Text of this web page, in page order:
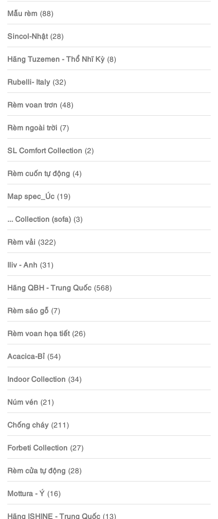
Mẫu rèm (88)
Sincol-Nhật (28)
Hãng Tuzemen - Thổ Nhĩ Kỳ (8)
Rubelli- Italy (32)
Rèm voan trơn (48)
Rèm ngoài trời (7)
SL Comfort Collection (2)
Rèm cuốn tự động (4)
Map spec_Úc (19)
... Collection (sofa) (3)
Rèm vải (322)
Iliv - Anh (31)
Hãng QBH - Trung Quốc (568)
Rèm sáo gỗ (7)
Rèm voan họa tiết (26)
Acacica-Bỉ (54)
Indoor Collection (34)
Núm vén (21)
Chống cháy (211)
Forbeti Collection (27)
Rèm cửa tự động (28)
Mottura - Ý (16)
Hãng ISHINE - Trung Quốc (13)